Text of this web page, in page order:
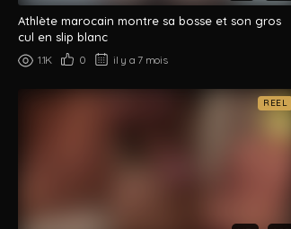
Athlète marocain montre sa bosse et son gros
cul en slip blanc
1.1K 0 il y a 7 mois
REEL